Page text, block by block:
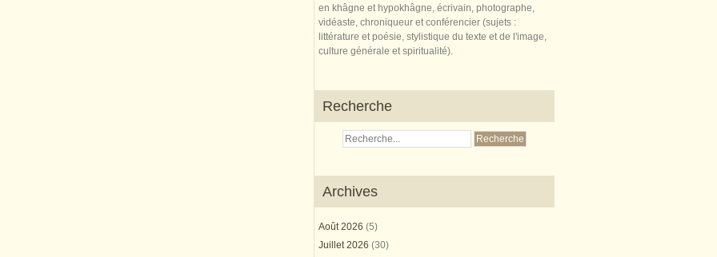
en khâgne et hypokhâgne, écrivain, photographe,
vidéaste, chroniqueur et conférencier (sujets :
littérature et poésie, stylistique du texte et de l'image,
culture générale et spiritualité).
Recherche
Archives
Août 2026 (5)
Juillet 2026 (30)